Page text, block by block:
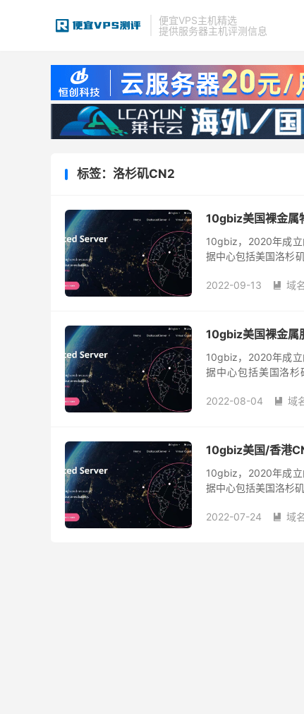
便宜VPS主机精选
提供服务器主机评测信息
标签：洛杉矶CN2
10gbiz美国裸金属
10gbiz，2020年成立
据中心包括美国洛杉
2022-09-13
 域
10gbiz美国裸金属
10gbiz，2020年成立
据中心包括美国洛杉
2022-08-04
 域
10gbiz美国/香港
10gbiz，2020年成立
据中心包括美国洛杉
2022-07-24
 域